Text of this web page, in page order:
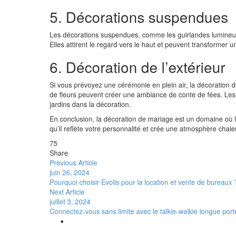
5. Décorations suspendues
Les décorations suspendues, comme les guirlandes
Elles attirent le regard vers le haut et peuvent transformer
6. Décoration de l’extérieur
Si vous prévoyez une cérémonie en plein air, la décoration
de fleurs peuvent créer une ambiance de conte de fées.
jardins dans la décoration.
En conclusion, la décoration de mariage est un domaine
qu’il reflète votre personnalité et crée une atmosphère
75
Share
Previous Article
juin 26, 2024
Pourquoi choisir Evolis pour la location et vente de bureaux
Next Article
juillet 3, 2024
Connectez-vous sans limite avec le talkie-walkie longue